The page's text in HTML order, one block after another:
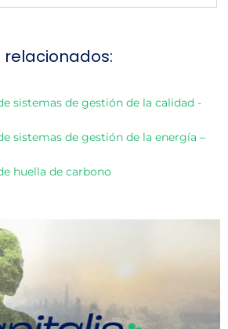
relacionados:
sistemas de gestión de la calidad -
sistemas de gestión de la energía –
huella de carbono